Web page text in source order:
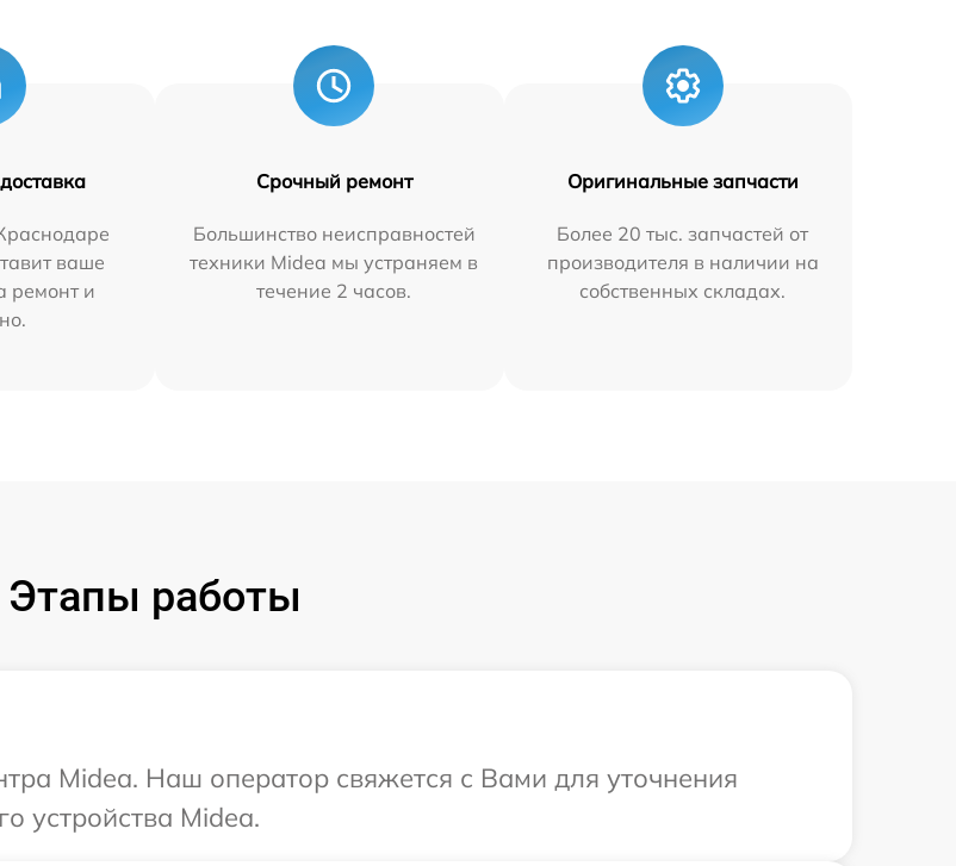
ваше
ремонт и
Срочный ремонт
Большинство неисправностей
техники Midea мы устраняем в
течение 2 часов.
Оригинальные запчасти
Более 20 тыс. запчастей от
производителя в наличии на
собственных складах.
Этапы работы
Midea. Наш оператор свяжется с Вами для уточнения
устройства Midea.